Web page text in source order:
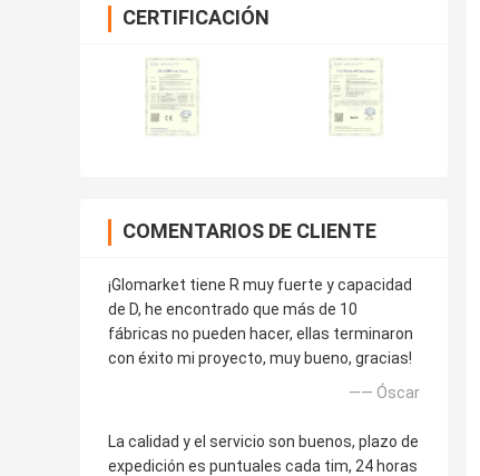
CERTIFICACIÓN
COMENTARIOS DE CLIENTE
¡Glomarket tiene R muy fuerte y capacidad
de D, he encontrado que más de 10
fábricas no pueden hacer, ellas terminaron
con éxito mi proyecto, muy bueno, gracias!
—— Óscar
La calidad y el servicio son buenos, plazo de
expedición es puntuales cada tim, 24 horas